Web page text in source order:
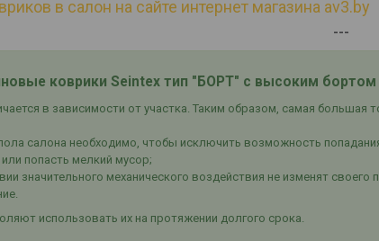
в салон на сайте интернет магазина av3.by
---
коврики Seintex тип "БОРТ" с высоким
в зависимости от участка. Таким образом, самая
салона необходимо, чтобы исключить возможность
попасть мелкий мусор;
значительного механического воздействия не изменят
использовать их на протяжении долгого срока.